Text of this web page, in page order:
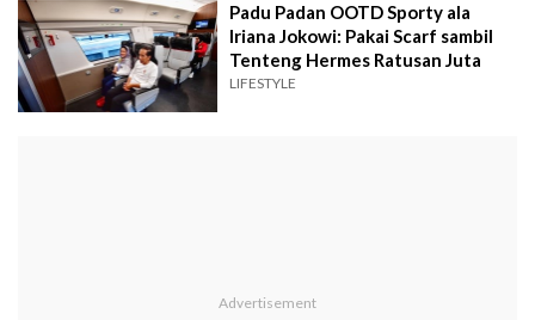
Padu Padan OOTD Sporty ala
Iriana Jokowi: Pakai Scarf sambil
Tenteng Hermes Ratusan Juta
LIFESTYLE